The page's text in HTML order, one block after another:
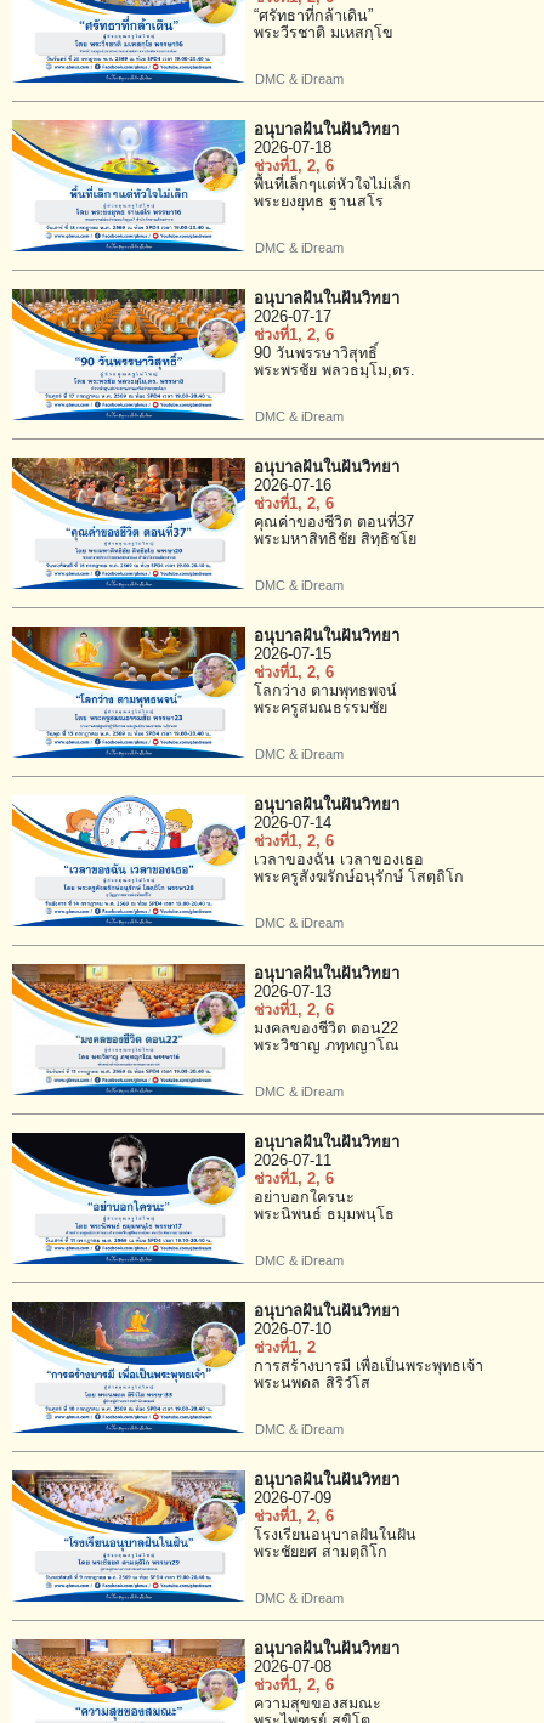
“ศรัทธาที่กล้าเดิน”
พระวีรชาติ มเหสกฺโข
DMC & iDream
อนุบาลฝันในฝันวิทยา
2026-07-18
ช่วงที่1, 2, 6
พื้นที่เล็กๆแต่หัวใจไม่เล็ก
พระยงยุทธ ฐานสโร
DMC & iDream
อนุบาลฝันในฝันวิทยา
2026-07-17
ช่วงที่1, 2, 6
90 วันพรรษาวิสุทธิ์
พระพรชัย พลวธมฺโม,ดร.
DMC & iDream
อนุบาลฝันในฝันวิทยา
2026-07-16
ช่วงที่1, 2, 6
คุณค่าของชีวิต ตอนที่37
พระมหาสิทธิชัย สิทฺธิชโย
DMC & iDream
อนุบาลฝันในฝันวิทยา
2026-07-15
ช่วงที่1, 2, 6
โลกว่าง ตามพุทธพจน์
พระครูสมณธรรมชัย
DMC & iDream
อนุบาลฝันในฝันวิทยา
2026-07-14
ช่วงที่1, 2, 6
เวลาของฉัน เวลาของเธอ
พระครูสังฆรักษ์อนุรักษ์ โสตฺถิโก
DMC & iDream
อนุบาลฝันในฝันวิทยา
2026-07-13
ช่วงที่1, 2, 6
มงคลของชีวิต ตอน22
พระวิชาญ ภทฺทญาโณ
DMC & iDream
อนุบาลฝันในฝันวิทยา
2026-07-11
ช่วงที่1, 2, 6
อย่าบอกใครนะ
พระนิพนธ์ ธมฺมพนฺโธ
DMC & iDream
อนุบาลฝันในฝันวิทยา
2026-07-10
ช่วงที่1, 2
การสร้างบารมี เพื่อเป็นพระพุทธเจ้า
พระนพดล สิริวํโส
DMC & iDream
อนุบาลฝันในฝันวิทยา
2026-07-09
ช่วงที่1, 2, 6
โรงเรียนอนุบาลฝันในฝัน
พระชัยยศ สามตฺถิโก
DMC & iDream
อนุบาลฝันในฝันวิทยา
2026-07-08
ช่วงที่1, 2, 6
ความสุขของสมณะ